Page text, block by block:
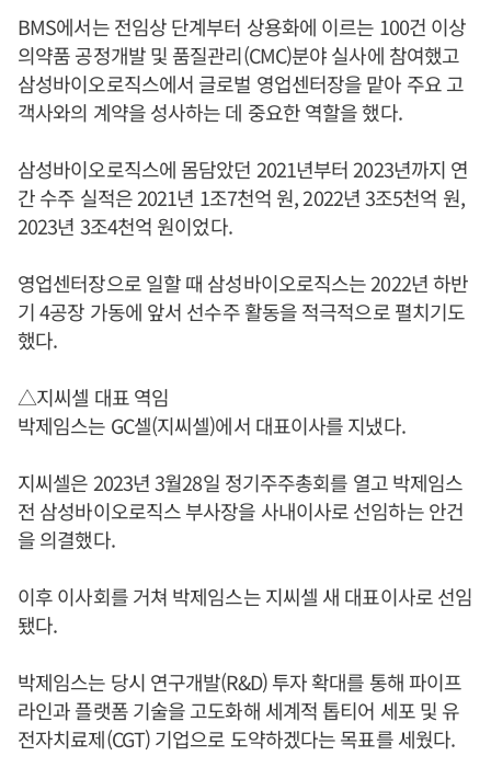
BMS에서는 전임상 단계부터 상용화에 이르는 100건 이상
의약품 공정개발 및 품질관리(CMC)분야 실사에 참여했고
삼성바이오로직스에서 글로벌 영업센터장을 맡아 주요 고
객사와의 계약을 성사하는 데 중요한 역할을 했다.
삼성바이오로직스에 몸담았던 2021년부터 2023년까지 연
간 수주 실적은 2021년 1조7천억 원, 2022년 3조5천억 원,
2023년 3조4천억 원이었다.
영업센터장으로 일할 때 삼성바이오로직스는 2022년 하반
기 4공장 가동에 앞서 선수주 활동을 적극적으로 펼치기도
했다.
△지씨셀 대표 역임
박제임스는 GC셀(지씨셀)에서 대표이사를 지냈다.
지씨셀은 2023년 3월28일 정기주주총회를 열고 박제임스
전 삼성바이오로직스 부사장을 사내이사로 선임하는 안건
을 의결했다.
이후 이사회를 거쳐 박제임스는 지씨셀 새 대표이사로 선임
됐다.
박제임스는 당시 연구개발(R&D) 투자 확대를 통해 파이프
라인과 플랫폼 기술을 고도화해 세계적 톱티어 세포 및 유
전자치료제(CGT) 기업으로 도약하겠다는 목표를 세웠다.